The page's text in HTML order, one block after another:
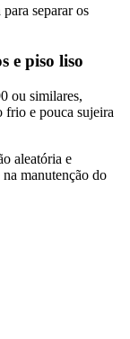
separar os
e piso liso
ou similares,
frio e pouca sujeira
aleatória e
manutenção do